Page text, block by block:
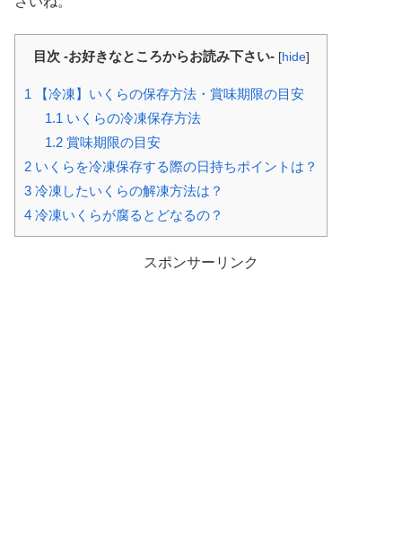
目次 -お好きなところからお読み下さい- [hide]
1 【冷凍】いくらの保存方法・賞味期限の目安
1.1いくらの冷凍保存方法
1.2賞味期限の目安
2 いくらを冷凍保存する際の日持ちポイントは？
3 冷凍したいくらの解凍方法は？
4 冷凍いくらが腐るとどなるの？
スポンサーリンク